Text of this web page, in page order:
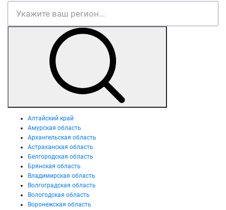
Алтайский край
Амурская область
Архангельская область
Астраханская область
Белгородская область
Брянская область
Владимирская область
Волгоградская область
Вологодская область
Воронежская область